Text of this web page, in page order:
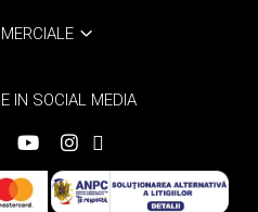
IN SOCIAL MEDIA